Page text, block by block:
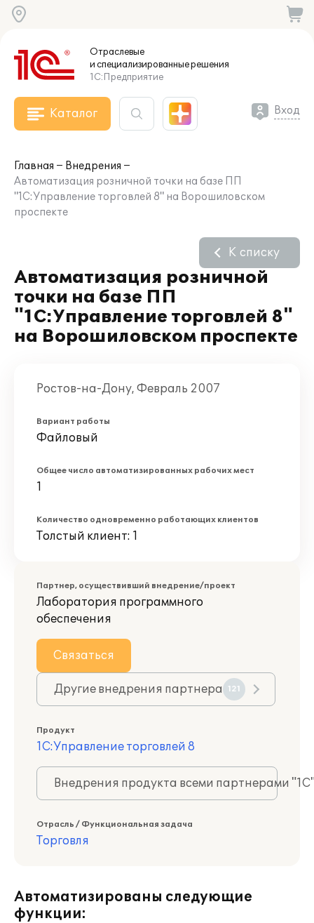
Отраслевые
и специализированныерешения
1С:Предприятие
Каталог Вход
Главная
Внедрения
Автоматизация розничной точки на базе ПП
"1С:Управление торговлей 8" на Ворошиловском
проспекте
Автоматизация розничной
точки на базе ПП
"1С:Управление торговлей 8"
на Ворошиловском проспекте
К списку
Ростов-на-Дону, Февраль 2007
Вариант работы
Файловый
Общее число автоматизированных рабочих мест
1
Количество одновременно работающих клиентов
Толстый клиент: 1
Партнер, осуществивший внедрение/проект
Лаборатория программного
обеспечения
Связаться
Другие внедрения партнера 121
Продукт
1С:Управление торговлей 8
Внедрения продукта всеми партнерами
Отрасль / Функциональная задача
Торговля
Автоматизированы следующие
функции: